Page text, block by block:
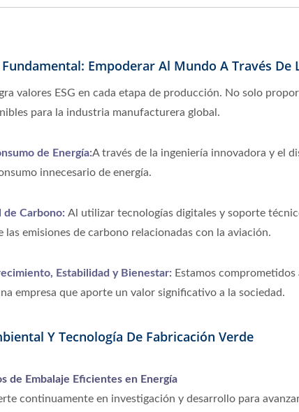
Empoderar Al Mundo A Través De
valores ESG en cada etapa de producción. No solo
para la industria manufacturera global.
de Energía:A través de la ingeniería innovadora y el
innecesario de energía.
de Carbono: Al utilizar tecnologías digitales y soporte
las emisiones de carbono relacionadas con la aviación.
Estabilidad y Bienestar: Estamos
empresa que aporte un valor significativo a la sociedad.
Y Tecnología De Fabricación Verde
de Embalaje Eficientes en Energía
continuamente en investigación y desarrollo para